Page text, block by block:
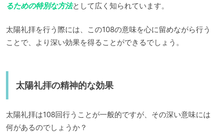
るための特別な方法として広く知られています。
太陽礼拝を行う際には、この108の意味を心に留めながら行う
ことで、より深い効果を得ることができるでしょう。
太陽礼拝の精神的な効果
太陽礼拝は108回行うことが一般的ですが、その深い意味には
何があるのでしょうか？